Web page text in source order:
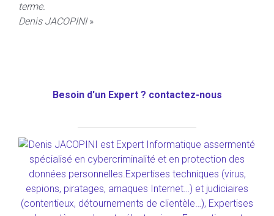
terme.
Denis JACOPINI»
Besoin d'un Expert ? contactez-nous